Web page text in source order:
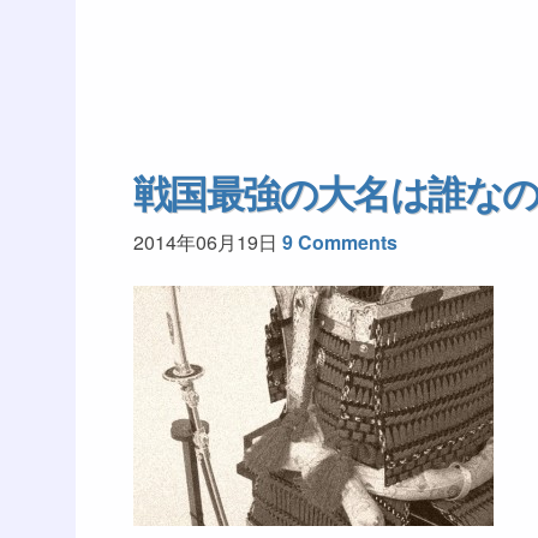
戦国最強の大名は誰な
2014年06月19日 9 Comments